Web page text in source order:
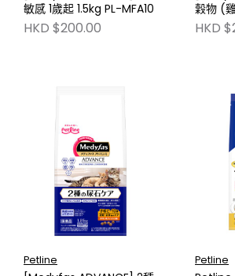
敏感 1歲起 1.5kg PL-MFA10
HKD $200.00
穀物 (
1.25kg
HKD
Petline Petline